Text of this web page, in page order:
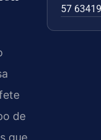
de
que
57